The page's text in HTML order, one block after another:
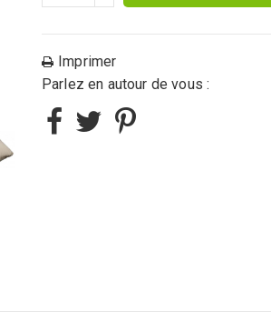
Imprimer
Parlez en autour de vous :